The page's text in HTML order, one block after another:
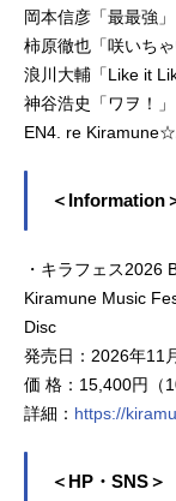
岡本信彦「最最強」
柿原徹也「咲いちゃ
浪川大輔「Like it
神谷浩史「ワヲ！」
EN4. re
＜Information
・キラフェス2026
Kiramune Music
Disc
発売日：2026年11
価 格：15,400円（
詳細： https://
＜HP・SNS＞